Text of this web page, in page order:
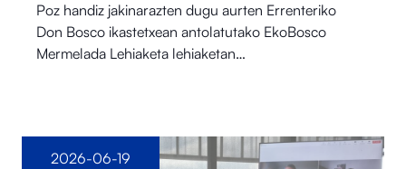
Poz handiz jakinarazten dugu aurten Errenteriko
Don Bosco ikastetxean antolatutako EkoBosco
Mermelada Lehiaketa lehiaketan…
2026-06-19